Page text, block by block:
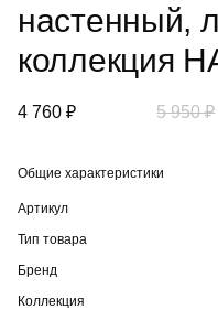
настенный,
коллекция
4 760 ₽ 5 950 ₽
Общие характеристики
Артикул
Тип товара
Бренд
Коллекция